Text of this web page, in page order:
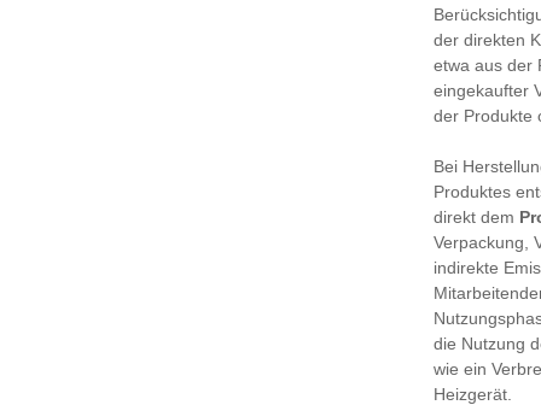
der direkten
etwa aus der
eingekaufter
der Produkte
Bei
Produktes
direkt dem
Verpackung,
indirekte
die Nutzung
wie ein
Heizgerät.